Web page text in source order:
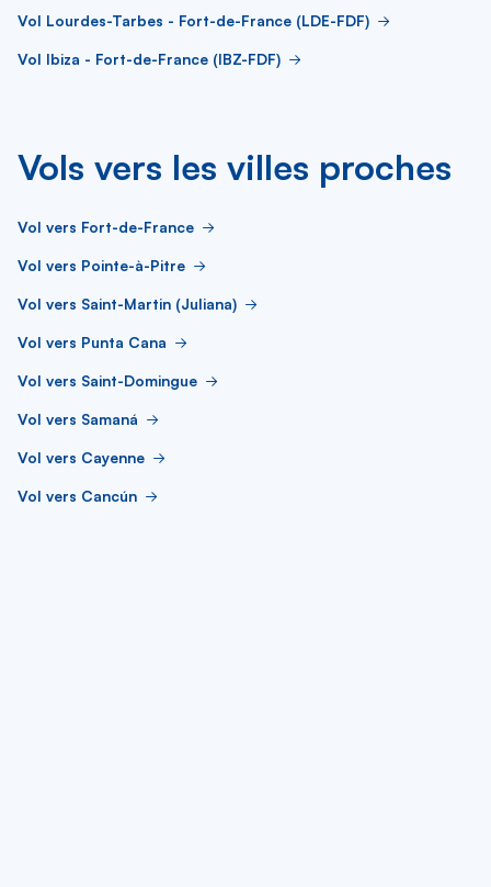
Vol Lourdes-Tarbes - Fort-de-France (LDE-FDF)
Vol Ibiza - Fort-de-France (IBZ-FDF)
Vols vers les villes proches
Vol vers Fort-de-France
Vol vers Pointe-à-Pitre
Vol vers Saint-Martin (Juliana)
Vol vers Punta Cana
Vol vers Saint-Domingue
Vol vers Samaná
Vol vers Cayenne
Vol vers Cancún